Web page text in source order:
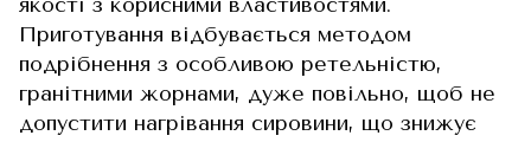
Приготування відбувається методом
подрібнення з особливою ретельністю,
гранітними жорнами, дуже повільно, щоб не
допустити нагрівання сировини, що знижує